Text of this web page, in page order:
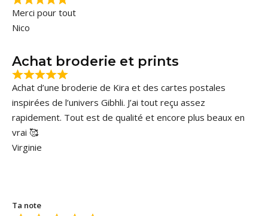
Merci pour tout
Nico
Achat broderie et prints
Achat d’une broderie de Kira et des cartes postales
inspirées de l’univers Gibhli. J’ai tout reçu assez
rapidement. Tout est de qualité et encore plus beaux en
vrai 🥰
Virginie
Ta note